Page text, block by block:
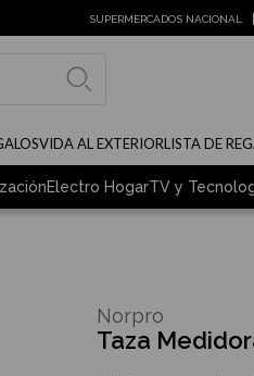
SUPERMERCADOS NACIONAL
VIDA AL EXTERIORLISTA DE
Electro HogarTV y
Taza
Norpro